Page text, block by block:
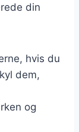
din
hvis du
dem,
og